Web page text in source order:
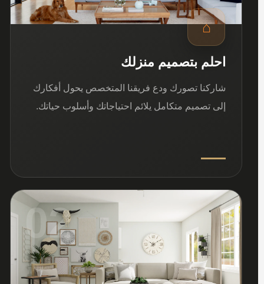
⌂
احلم بتصميم منزلك
شاركنا تصورك ودع فريقنا المتخصص يحول أفكارك
إلى تصميم متكامل يلائم احتياجاتك وأسلوب حياتك.
02